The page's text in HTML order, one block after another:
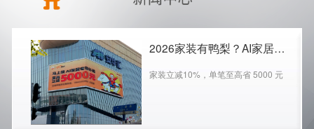
2026家装有鸭梨？AI家居双CBD霸屏给答案
家装立减10%，单笔至高省 5000 元